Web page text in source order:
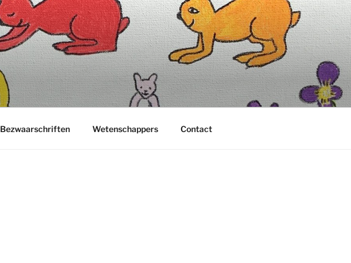
Bezwaarschriften Wetenschappers Contact